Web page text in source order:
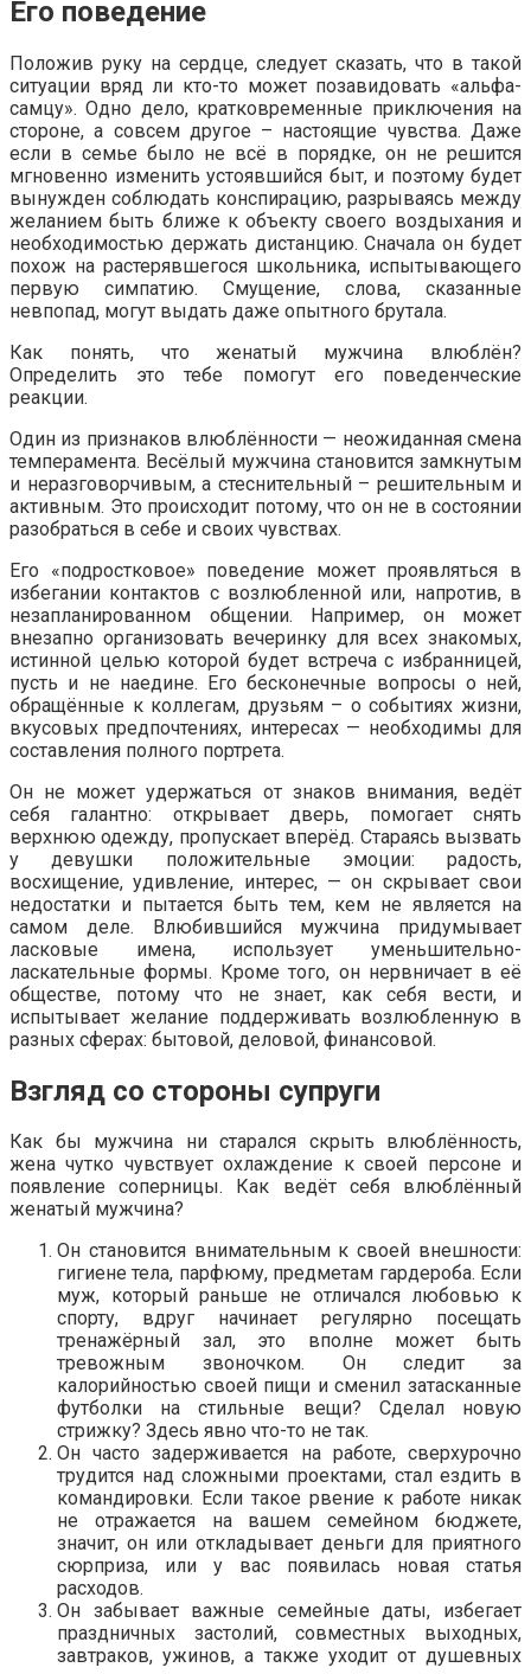
Его поведение
Положив руку на сердце, следует сказать, что в такой
ситуации вряд ли кто-то может позавидовать «альфа-
самцу». Одно дело, кратковременные приключения на
стороне, а совсем другое – настоящие чувства. Даже
если в семье было не всё в порядке, он не решится
мгновенно изменить устоявшийся быт, и поэтому будет
вынужден соблюдать конспирацию, разрываясь между
желанием быть ближе к объекту своего воздыхания и
необходимостью держать дистанцию. Сначала он будет
похож на растерявшегося школьника, испытывающего
первую симпатию. Смущение, слова, сказанные
невпопад, могут выдать даже опытного брутала.
Как понять, что женатый мужчина влюблён?
Определить это тебе помогут его поведенческие
реакции.
Один из признаков влюблённости — неожиданная смена
темперамента. Весёлый мужчина становится замкнутым
и неразговорчивым, а стеснительный – решительным и
активным. Это происходит потому, что он не в состоянии
разобраться в себе и своих чувствах.
Его «подростковое» поведение может проявляться в
избегании контактов с возлюбленной или, напротив, в
незапланированном общении. Например, он может
внезапно организовать вечеринку для всех знакомых,
истинной целью которой будет встреча с избранницей,
пусть и не наедине. Его бесконечные вопросы о ней,
обращённые к коллегам, друзьям – о событиях жизни,
вкусовых предпочтениях, интересах — необходимы для
составления полного портрета.
Он не может удержаться от знаков внимания, ведёт
себя галантно: открывает дверь, помогает снять
верхнюю одежду, пропускает вперёд. Стараясь вызвать
у девушки положительные эмоции: радость,
восхищение, удивление, интерес, — он скрывает свои
недостатки и пытается быть тем, кем не является на
самом деле. Влюбившийся мужчина придумывает
ласковые имена, использует уменьшительно-
ласкательные формы. Кроме того, он нервничает в её
обществе, потому что не знает, как себя вести, и
испытывает желание поддерживать возлюбленную в
разных сферах: бытовой, деловой, финансовой.
Взгляд со стороны супруги
Как бы мужчина ни старался скрыть влюблённость,
жена чутко чувствует охлаждение к своей персоне и
появление соперницы. Как ведёт себя влюблённый
женатый мужчина?
Он становится внимательным к своей внешности:
гигиене тела, парфюму, предметам гардероба. Если
муж, который раньше не отличался любовью к
спорту, вдруг начинает регулярно посещать
тренажёрный зал, это вполне может быть
тревожным звоночком. Он следит за
калорийностью своей пищи и сменил затасканные
футболки на стильные вещи? Сделал новую
стрижку? Здесь явно что-то не так.
Он часто задерживается на работе, сверхурочно
трудится над сложными проектами, стал ездить в
командировки. Если такое рвение к работе никак
не отражается на вашем семейном бюджете,
значит, он или откладывает деньги для приятного
сюрприза, или у вас появилась новая статья
расходов.
Он забывает важные семейные даты, избегает
праздничных застолий, совместных выходных,
завтраков, ужинов, а также уходит от душевных